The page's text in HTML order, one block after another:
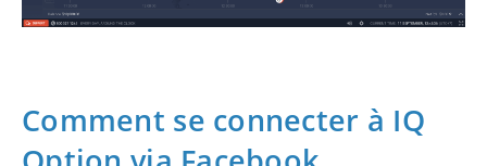
Comment se connecter à IQ